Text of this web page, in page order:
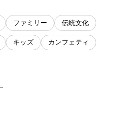
ファミリー 伝統文化
キッズ カンフェティ